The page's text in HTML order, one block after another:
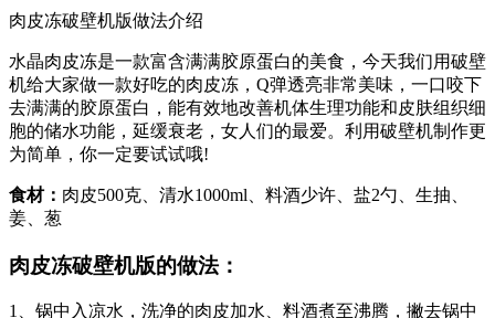
肉皮冻破壁机版做法介绍
水晶肉皮冻是一款富含满满胶原蛋白的美食，今天我们用破壁
机给大家做一款好吃的肉皮冻，Q弹透亮非常美味，一口咬下
去满满的胶原蛋白，能有效地改善机体生理功能和皮肤组织细
胞的储水功能，延缓衰老，女人们的最爱。利用破壁机制作更
为简单，你一定要试试哦!
食材： 肉皮500克、清水1000ml、料酒少许、盐2勺、生抽、
姜、葱
肉皮冻破壁机版的做法：
1、锅中入凉水，洗净的肉皮加水、料酒煮至沸腾，撇去锅中